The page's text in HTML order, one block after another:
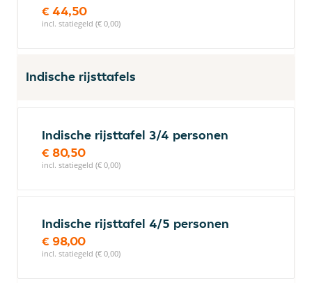
€ 44,50
incl. statiegeld (€ 0,00)
Indische rijsttafels
Indische rijsttafel 3/4 personen
€ 80,50
incl. statiegeld (€ 0,00)
Indische rijsttafel 4/5 personen
€ 98,00
incl. statiegeld (€ 0,00)